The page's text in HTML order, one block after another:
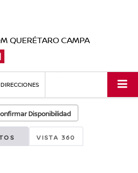
QUERÉTARO CAMPA
DIRECCIONES
Disponibilidad
VISTA 360
Disponibles
favor, revise luego